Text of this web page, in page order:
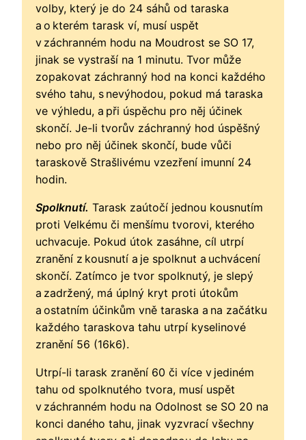
volby, který je do 24 sáhů od taraska
a o kterém tarask ví, musí uspět
v záchranném hodu na Moudrost se SO 17,
jinak se vystraší na 1 minutu. Tvor může
zopakovat záchranný hod na konci každého
svého tahu, s nevýhodou, pokud má taraska
ve výhledu, a při úspěchu pro něj účinek
skončí. Je-li tvorův záchranný hod úspěšný
nebo pro něj účinek skončí, bude vůči
taraskově Strašlivému vzezření imunní 24
hodin.
Spolknutí. Tarask zaútočí jednou kousnutím
proti Velkému či menšímu tvorovi, kterého
uchvacuje. Pokud útok zasáhne, cíl utrpí
zranění z kousnutí a je spolknut a uchvácení
skončí. Zatímco je tvor spolknutý, je slepý
a zadržený, má úplný kryt proti útokům
a ostatním účinkům vně taraska a na začátku
každého taraskova tahu utrpí kyselinové
zranění 56 (16k6).
Utrpí-li tarask zranění 60 či více v jediném
tahu od spolknutého tvora, musí uspět
v záchranném hodu na Odolnost se SO 20 na
konci daného tahu, jinak vyzvrací všechny